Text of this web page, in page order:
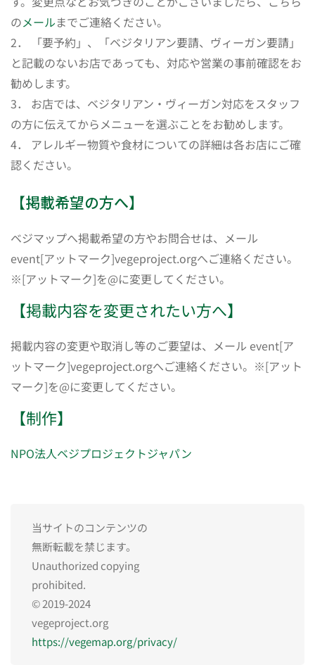
のメールまでご連絡ください。
2． 「要予約」、「ベジタリアン要請、ヴィーガン要請」
と記載のないお店であっても、対応や営業の事前確認をお
勧めします。
3． お店では、ベジタリアン・ヴィーガン対応をスタッフ
の方に伝えてからメニューを選ぶことをお勧めします。
4． アレルギー物質や食材についての詳細は各お店にご確
認ください。
【掲載希望の方へ】
ベジマップへ掲載希望の方やお問合せは、メール
event[アットマーク]vegeproject.orgへご連絡ください。
※[アットマーク]を@に変更してください。
【掲載内容を変更されたい方へ】
掲載内容の変更や取消し等のご要望は、メール event[ア
ットマーク]vegeproject.orgへご連絡ください。※[アット
マーク]を@に変更してください。
【制作】
NPO法人ベジプロジェクトジャパン
当サイトのコンテンツの
無断転載を禁じます。
Unauthorized copying
prohibited.
© 2019-2024
vegeproject.org
https://vegemap.org/privacy/